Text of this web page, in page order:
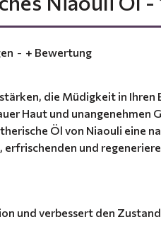
die Müdigkeit in Ihren
Haut und unangenehmen
Öl von Niaouli eine
erfrischenden und
und verbessert den
- + Bewertung